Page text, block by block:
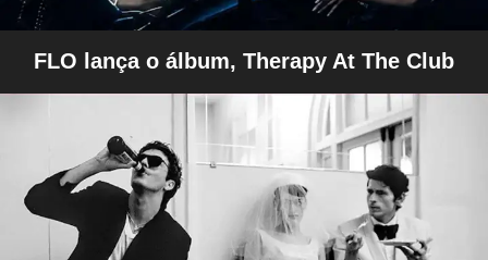
FLO lança o álbum, Therapy At The Club